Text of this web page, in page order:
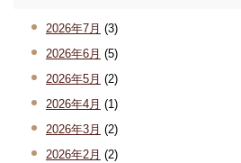
2026年7月 (3)
2026年6月 (5)
2026年5月 (2)
2026年4月 (1)
2026年3月 (2)
2026年2月 (2)